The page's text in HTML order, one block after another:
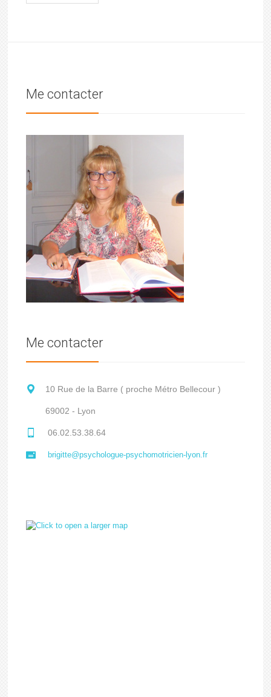
Me contacter
Me contacter
10 Rue de la Barre ( proche Métro Bellecour )
69002 - Lyon
06.02.53.38.64
brigitte@psychologue-psychomotricien-lyon.fr